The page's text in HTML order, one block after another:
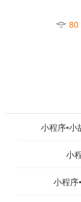
80
小程序•
小
小程